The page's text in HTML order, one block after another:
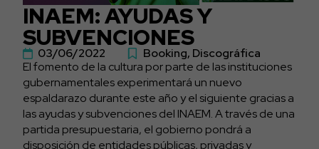
INAEM: AYUDAS Y
SUBVENCIONES
03/06/2022 Booking, Discográfica
El fomento de la cultura por parte de las instituciones
gubernamentales experimentará un nuevo
espaldarazo durante este año y el siguiente gracias a
las ayudas y subvenciones del INAEM. A través de una
partida presupuestaria, el gobierno pondrá a
disposición de entidades públicas, privadas y